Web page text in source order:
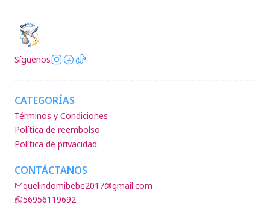
Síguenos
CATEGORÍAS
Términos y Condiciones
Política de reembolso
Política de privacidad
CONTÁCTANOS
quelindomibebe2017@gmail.com
56956119692